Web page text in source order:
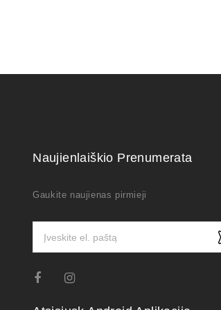
Naujienlaiškio Prenumerata
Gaukite naujienas pirmieji